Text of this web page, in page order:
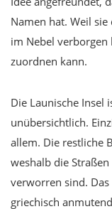
Namen hat. Weil
im Nebel verborgen
zuordnen kann.
Die Launische Insel
unübersichtlich.
allem. Die restliche
weshalb die
verworren sind.
griechisch